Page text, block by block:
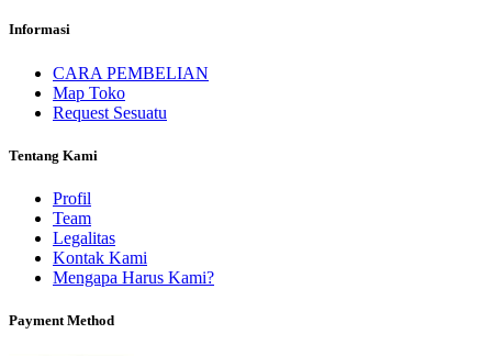
Informasi
CARA PEMBELIAN
Map Toko
Request Sesuatu
Tentang Kami
Profil
Team
Legalitas
Kontak Kami
Mengapa Harus Kami?
Payment Method